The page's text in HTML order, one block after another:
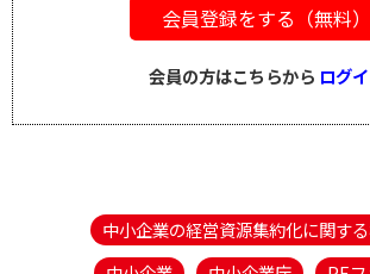
会員登録をする（無料）
会員の方はこちらから ログ
中小企業の経営資源集約化に関す